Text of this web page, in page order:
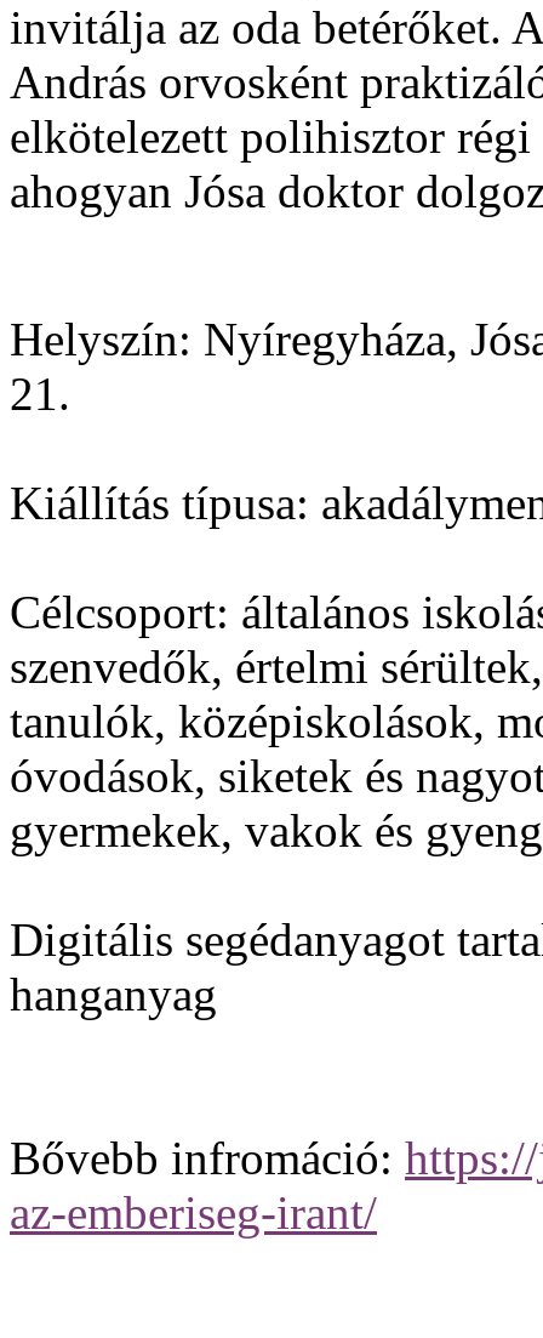
invitálja az oda betérőket.
András orvosként
elkötelezett polihisztor
ahogyan Jósa doktor
Helyszín: Nyíregyháza,
21.
Kiállítás típusa:
Célcsoport: általános
szenvedők, értelmi
tanulók, középiskolások,
óvodások, siketek és
gyermekek, vakok és
Digitális segédanyagot
hanganyag
Bővebb infromáció:
az-emberiseg-irant/